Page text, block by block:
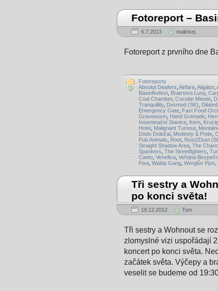
Fotoreport –
6.7.2013 malickej
Fotoreport z prvního dne
Fotoreporty
Absolut Deafers Airfare Aligátor,
Basinfirefest Bratrstvo Luny,
Coal Chamber, Cocotte Minute
Tranquillity, Desmod (SK) Dilated
Emergency Gate Fast Food
Graveworm Hand Grenade
Inseminační Stanice Kern
Hotel Malignant Tumour,
Dodo Doležal Modesty & Pride
Pub Animals
Root Rust2Dust
Straight Shadow Area The
Spankers The Streetfighters
Canto,Venefica,Veřejná
Fixa Walda Gang Werglův Pjos
Tři sestry a
po konci světa!
19.12.2012 Tom
Tři sestry a Wohnout se
zlomyslné vizi uspořádají
koncert po konci světa.
začátek světa. Výčepy a
veselit se budeme od